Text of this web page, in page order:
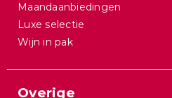
Maandaanbiedingen
Luxe selectie
Wijn in pak
Overige